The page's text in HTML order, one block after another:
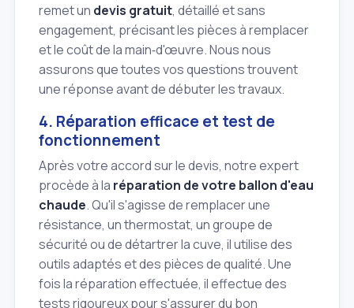
remet un devis gratuit, détaillé et sans
engagement, précisant les pièces à remplacer
et le coût de la main‑d'œuvre. Nous nous
assurons que toutes vos questions trouvent
une réponse avant de débuter les travaux.
4. Réparation efficace et test de
fonctionnement
Après votre accord sur le devis, notre expert
procède à la réparation de votre ballon d'eau
chaude. Qu'il s'agisse de remplacer une
résistance, un thermostat, un groupe de
sécurité ou de détartrer la cuve, il utilise des
outils adaptés et des pièces de qualité. Une
fois la réparation effectuée, il effectue des
tests rigoureux pour s'assurer du bon